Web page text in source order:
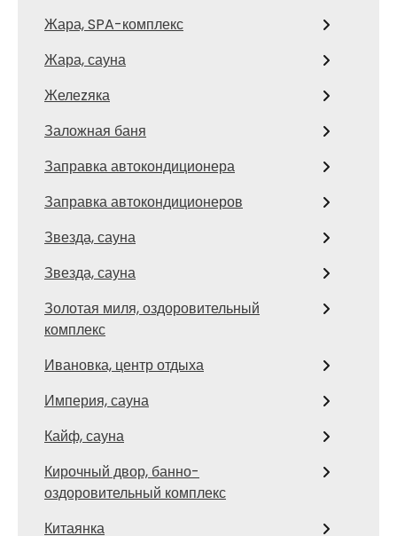
Жара, SPA-комплекс
Жара, сауна
Желеzяка
Заложная баня
Заправка автокондиционера
Заправка автокондиционеров
Звезда, сауна
Звезда, сауна
Золотая миля, оздоровительный
комплекс
Ивановка, центр отдыха
Империя, сауна
Кайф, сауна
Кирочный двор, банно-
оздоровительный комплекс
Китаянка